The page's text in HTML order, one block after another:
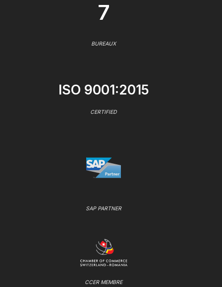
7
BUREAUX
ISO 9001:2015
CERTIFIED
SAP PARTNER
CCER MEMBRE